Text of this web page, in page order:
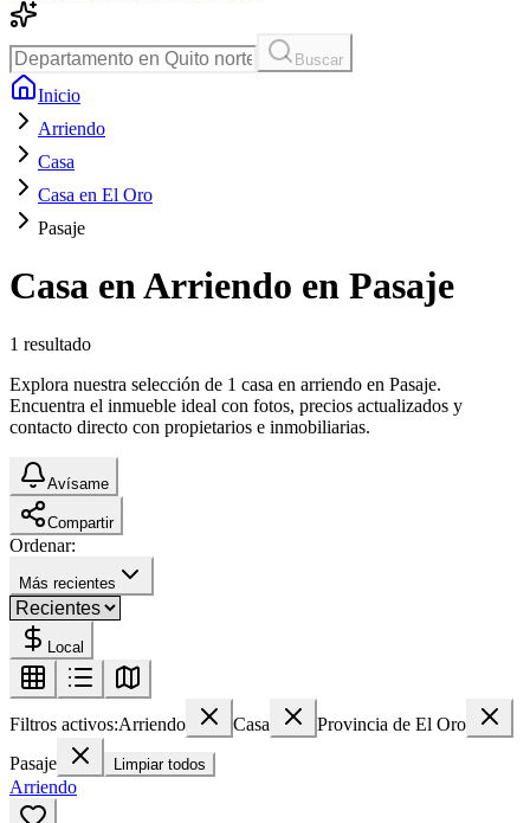
Buscar
Inicio
Arriendo
Casa
Casa en El Oro
Pasaje
Casa en Arriendo en Pasaje
1 resultado
Explora nuestra selección de 1 casa en arriendo en Pasaje.
Encuentra el inmueble ideal con fotos, precios actualizados y
contacto directo con propietarios e inmobiliarias.
Avísame
Compartir
Ordenar:
Más recientes
Local
Filtros activos:Arriendo Casa
Provincia de El Oro
Pasaje
Limpiar todos
Arriendo